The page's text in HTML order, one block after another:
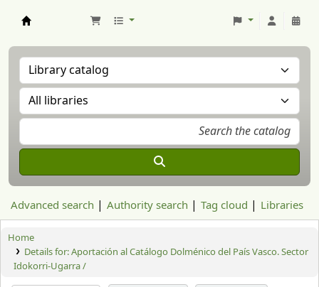
Advanced search Authority search Tag cloud Libraries
Home
Details for:Aportación al Catálogo Dolménico del País Vasco. Sector
Idokorri-Ugarra /